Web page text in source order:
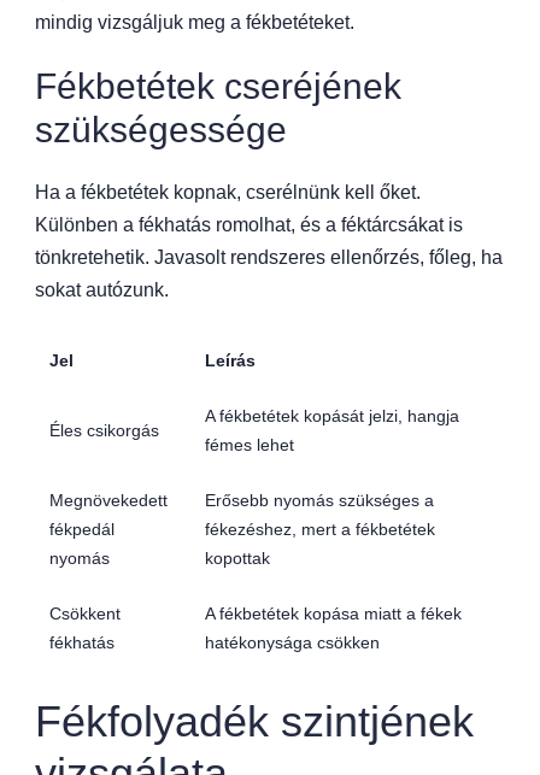
mindig vizsgáljuk meg a fékbetéteket.
Fékbetétek cseréjének
szükségessége
Ha a fékbetétek kopnak, cserélnünk kell őket.
Különben a fékhatás romolhat, és a féktárcsákat is
tönkretehetik. Javasolt rendszeres ellenőrzés, főleg, ha
sokat autózunk.
Jel Leírás
Éles csikorgás
A fékbetétek kopását jelzi, hangja
fémes lehet
Megnövekedett
fékpedál
nyomás
Erősebb nyomás szükséges a
fékezéshez, mert a fékbetétek
kopottak
Csökkent
fékhatás
A fékbetétek kopása miatt a fékek
hatékonysága csökken
Fékfolyadék szintjének